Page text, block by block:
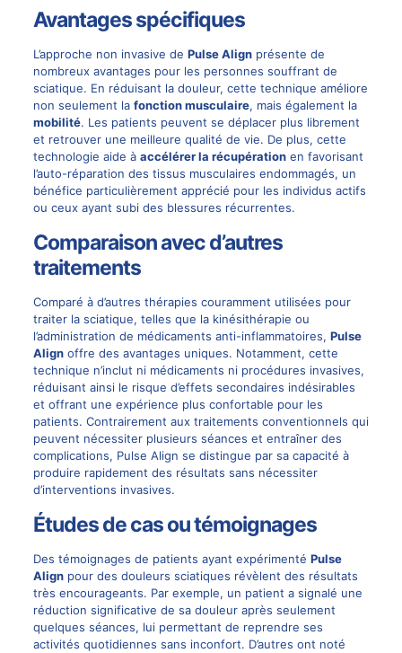
Avantages spécifiques
L’approche non invasive de Pulse Alignprésente de
nombreux avantages pour les personnes souffrant de
sciatique. En réduisant la douleur, cette technique améliore
non seulement la fonction musculaire, mais également la
mobilité. Les patients peuvent se déplacer plus librement
et retrouver une meilleure qualité de vie. De plus, cette
technologie aide à accélérer la récupérationen favorisant
l’auto-réparation des tissus musculaires endommagés, un
bénéfice particulièrement apprécié pour les individus actifs
ou ceux ayant subi des blessures récurrentes.
Comparaison avec d’autres
traitements
Comparé à d’autres thérapies couramment utilisées pour
traiter la sciatique, telles que la kinésithérapie ou
l’administration de médicaments anti-inflammatoires, Pulse
Alignoffre des avantages uniques. Notamment, cette
technique n’inclut ni médicaments ni procédures invasives,
réduisant ainsi le risque d’effets secondaires indésirables
et offrant une expérience plus confortable pour les
patients. Contrairement aux traitements conventionnels qui
peuvent nécessiter plusieurs séances et entraîner des
complications, Pulse Align se distingue par sa capacité à
produire rapidement des résultats sans nécessiter
d’interventions invasives.
Études de cas ou témoignages
Des témoignages de patients ayant expérimenté Pulse
Alignpour des douleurs sciatiques révèlent des résultats
très encourageants. Par exemple, un patient a signalé une
réduction significative de sa douleur après seulement
quelques séances, lui permettant de reprendre ses
activités quotidiennes sans inconfort. D’autres ont noté